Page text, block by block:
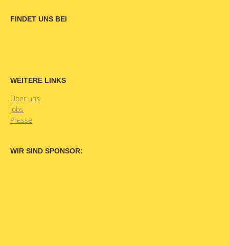
FINDET UNS BEI
WEITERE LINKS
Über uns
Jobs
Presse
WIR SIND SPONSOR: